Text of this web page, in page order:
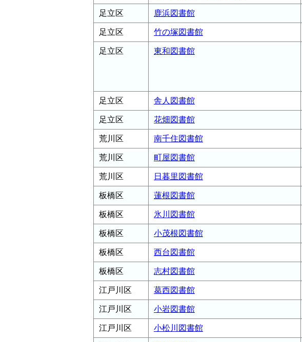
足立区 鹿浜図書館
足立区 竹の塚図書館
足立区 東和図書館
足立区 舎人図書館
足立区 花畑図書館
荒川区 南千住図書館
荒川区 町屋図書館
荒川区 日暮里図書館
板橋区 蓮根図書館
板橋区 氷川図書館
板橋区 小茂根図書館
板橋区 西台図書館
板橋区 志村図書館
江戸川区 葛西図書館
江戸川区 小岩図書館
江戸川区 小松川図書館